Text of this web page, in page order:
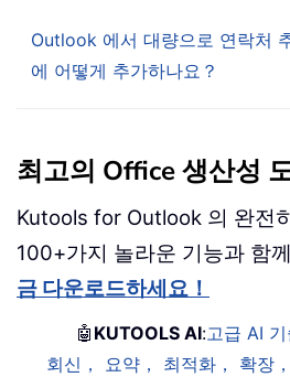
Outlook 에서 대량으로 연락처
에 어떻게 추가하나요？
최고의 Office 생산성
Kutools for Outlook 의 완전
100+가지 놀라운 기능과 함
금 다운로드하세요！
🤖 KUTOOLS AI:고급 AI
회신， 요약， 최적화， 확장